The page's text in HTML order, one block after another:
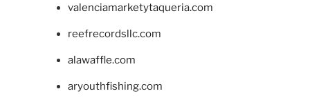
valenciamarketytaqueria.com
reefrecordsllc.com
alawaffle.com
aryouthfishing.com